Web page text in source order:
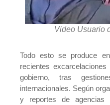
Video Usuario
Todo esto se produce
recientes
gobierno, tras
internacionales. Según
y reportes de agencias